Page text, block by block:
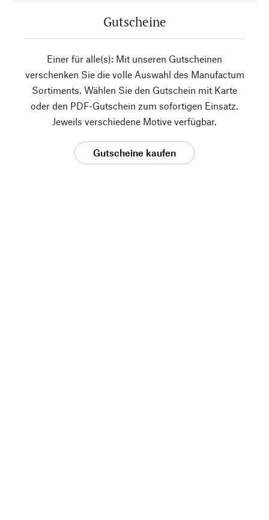
Gutscheine
Einer für alle(s): Mit unseren Gutscheinen
verschenken Sie die volle Auswahl des Manufactum
Sortiments. Wählen Sie den Gutschein mit Karte
oder den PDF-Gutschein zum sofortigen Einsatz.
Jeweils verschiedene Motive verfügbar.
Gutscheine kaufen